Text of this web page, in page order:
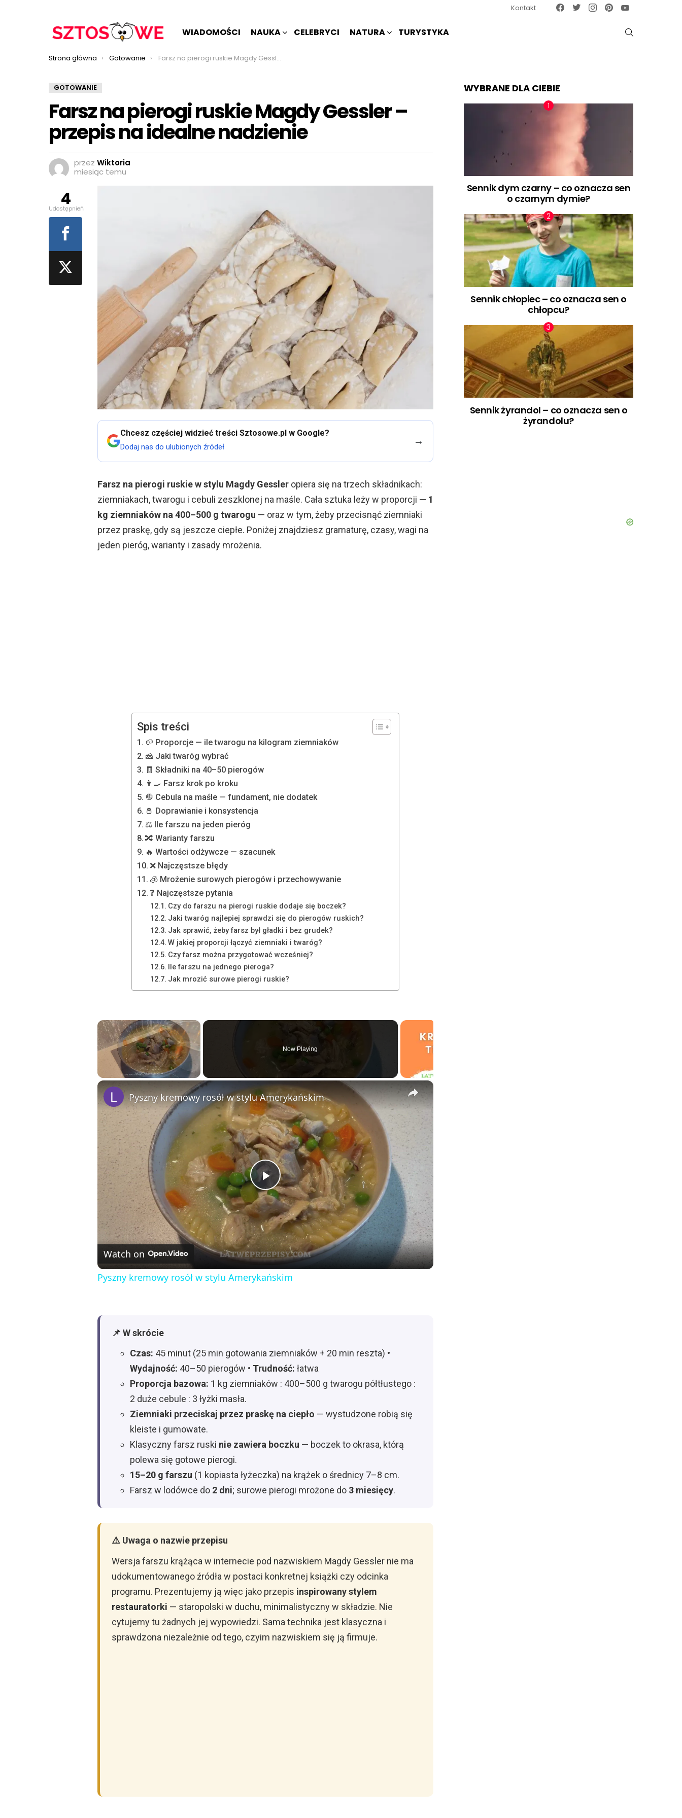
Kontakt Facebook
TwitterInstagram
WIADOMOŚCI NAUKA CELEBRYCI NATURA TURYSTYKA
Jesteś tutaj:
Strona główna Gotowanie Farsz na pierogi ruskie Magdy Gessler – przepis na idealne nadzienie
GOTOWANIE
Farsz na pierogi ruskie Magdy Gessler –
przepis na idealne nadzienie
przez Wiktoria
miesiąc temu
Chcesz częściej widzieć treści Sztosowe.pl w Google?
Dodaj nas do ulubionych źródeł →
Farsz na pierogi ruskie w stylu Magdy Gessler opiera się na trzech składnikach:
ziemniakach, twarogu i cebuli zeszklonej na maśle. Cała sztuka leży w proporcji — 1
kg ziemniaków na 400–500 g twarogu — oraz w tym, żeby przecisnąć ziemniaki
przez praskę, gdy są jeszcze ciepłe. Poniżej znajdziesz gramaturę, czasy, wagi na
jeden pieróg, warianty i zasady mrożenia.
Spis treści
🥔 Proporcje — ile twarogu na kilogram ziemniaków
🧀 Jaki twaróg wybrać
🧾 Składniki na 40–50 pierogów
👩‍🍳 Farsz krok po kroku
🧅 Cebula na maśle — fundament, nie dodatek
🧂 Doprawianie i konsystencja
⚖️ Ile farszu na jeden pieróg
🔀 Warianty farszu
🔥 Wartości odżywcze — szacunek
❌ Najczęstsze błędy
🧊 Mrożenie surowych pierogów i przechowywanie
❓ Najczęstsze pytania
Czy do farszu na pierogi ruskie dodaje się boczek?
Jaki twaróg najlepiej sprawdzi się do pierogów ruskich?
Jak sprawić, żeby farsz był gładki i bez grudek?
W jakiej proporcji łączyć ziemniaki i twaróg?
Czy farsz można przygotować wcześniej?
Ile farszu na jednego pieroga?
Jak mrozić surowe pierogi ruskie?
×
Now Playing
×
P
l
a
y
d
Pyszny kremowy rosół w stylu Amerykańskim
Watch on
Pyszny kremowy rosół w stylu Amerykańskim
📌 W skrócie
Czas: 45 minut (25 min gotowania ziemniaków + 20 min reszta) •
Wydajność: 40–50 pierogów • Trudność: łatwa
Proporcja bazowa: 1 kg ziemniaków : 400–500 g twarogu półtłustego :
2 duże cebule : 3 łyżki masła.
Ziemniaki przeciskaj przez praskę na ciepło — wystudzone robią się
kleiste i gumowate.
Klasyczny farsz ruski nie zawiera boczku — boczek to okrasa, którą
polewa się gotowe pierogi.
15–20 g farszu (1 kopiasta łyżeczka) na krążek o średnicy 7–8 cm.
Farsz w lodówce do 2 dni; surowe pierogi mrożone do 3 miesięcy.
⚠️ Uwaga o nazwie przepisu
Wersja farszu krążąca w internecie pod nazwiskiem Magdy Gessler nie ma
udokumentowanego źródła w postaci konkretnej książki czy odcinka
programu. Prezentujemy ją więc jako przepis inspirowany stylem
restauratorki — staropolski w duchu, minimalistyczny w składzie. Nie
cytujemy tu żadnych jej wypowiedzi. Sama technika jest klasyczna i
sprawdzona niezależnie od tego, czyim nazwiskiem się ją firmuje.
4
Udostępnień
WYBRANE DLA CIEBIE
Sennik dym czarny – co oznacza sen
o czarnym dymie?
Sennik chłopiec – co oznacza sen o
chłopcu?
Sennik żyrandol – co oznacza sen o
żyrandolu?